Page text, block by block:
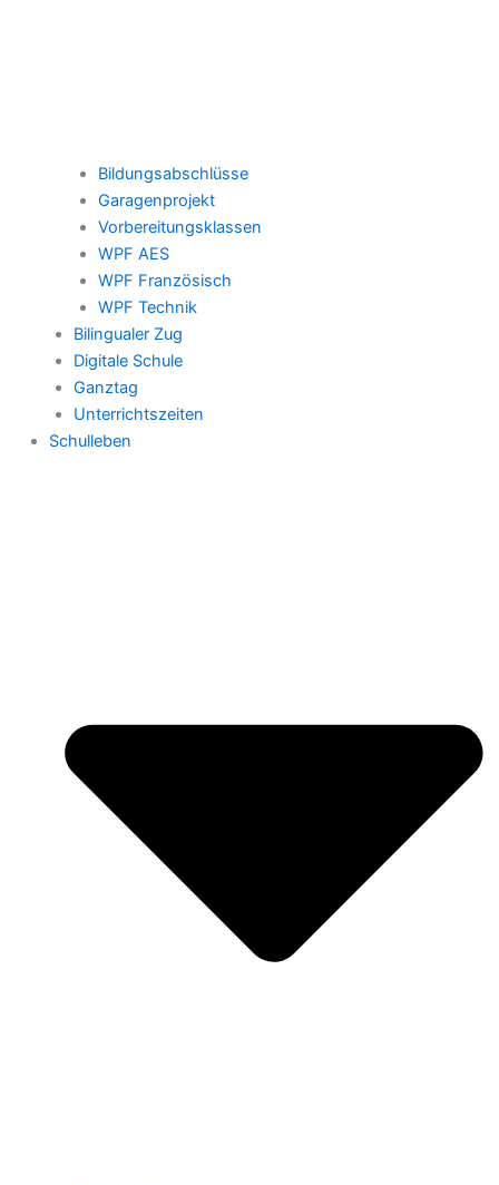
Bildungsabschlüsse
Garagenprojekt
Vorbereitungsklassen
WPF AES
WPF Französisch
WPF Technik
Bilingualer Zug
Digitale Schule
Ganztag
Unterrichtszeiten
Schulleben